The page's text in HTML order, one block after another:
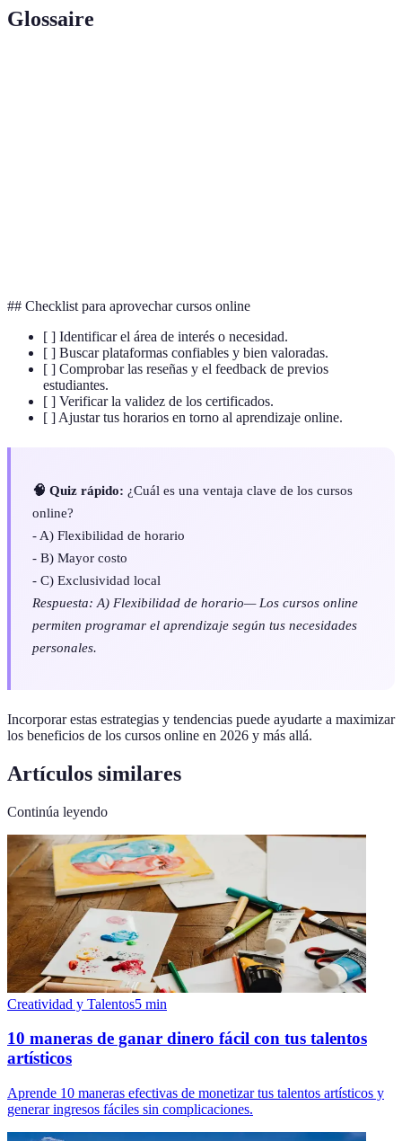
Glossaire
## Checklist para aprovechar cursos online
[ ] Identificar el área de interés o necesidad.
[ ] Buscar plataformas confiables y bien valoradas.
[ ] Comprobar las reseñas y el feedback de previos
estudiantes.
[ ] Verificar la validez de los certificados.
[ ] Ajustar tus horarios en torno al aprendizaje online.
🧠 Quiz rápido: ¿Cuál es una ventaja clave de los cursos
online?
- A) Flexibilidad de horario
- B) Mayor costo
- C) Exclusividad local
Respuesta: A) Flexibilidad de horario— Los cursos online
permiten programar el aprendizaje según tus necesidades
personales.
Incorporar estas estrategias y tendencias puede ayudarte a maximizar
los beneficios de los cursos online en 2026 y más allá.
Artículos similares
Continúa leyendo
Creatividad y Talentos5 min
10 maneras de ganar dinero fácil con tus talentos
artísticos
Aprende 10 maneras efectivas de monetizar tus talentos artísticos y
generar ingresos fáciles sin complicaciones.